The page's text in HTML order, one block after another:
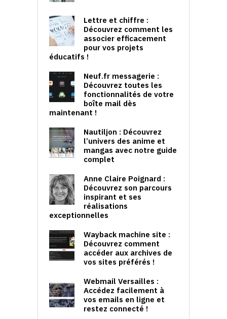
Lettre et chiffre :
Découvrez comment les
associer efficacement
pour vos projets
éducatifs !
Neuf.fr messagerie :
Découvrez toutes les
fonctionnalités de votre
boîte mail dès
maintenant !
Nautiljon : Découvrez
l’univers des anime et
mangas avec notre guide
complet
Anne Claire Poignard :
Découvrez son parcours
inspirant et ses
réalisations
exceptionnelles
Wayback machine site :
Découvrez comment
accéder aux archives de
vos sites préférés !
Webmail Versailles :
Accédez facilement à
vos emails en ligne et
restez connecté !